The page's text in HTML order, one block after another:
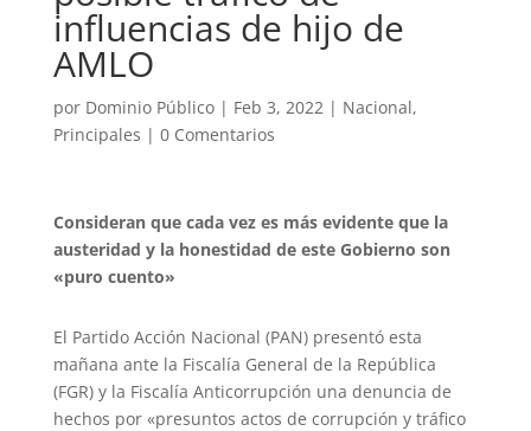
influencias de hijo de
AMLO
por Dominio Público| Feb 3, 2022| Nacional,
Principales | 0 Comentarios
Consideran que cada vez es más evidente que la
austeridad y la honestidad de este Gobierno son
«puro cuento»
El Partido Acción Nacional (PAN) presentó esta
mañana ante la Fiscalía General de la República
(FGR) y la Fiscalía Anticorrupción una denuncia de
hechos por «presuntos actos de corrupción y tráfico